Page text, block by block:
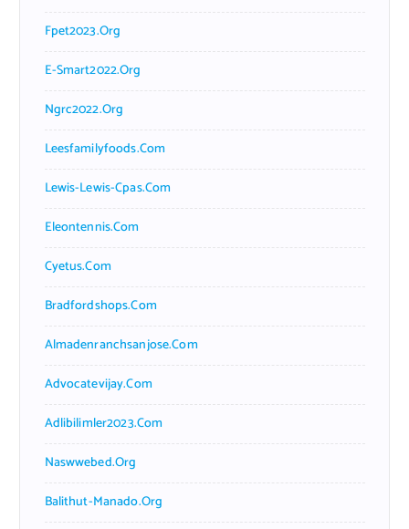
Fpet2023.org
E-Smart2022.org
Ngrc2022.org
Leesfamilyfoods.com
Lewis-Lewis-Cpas.com
Eleontennis.com
Cyetus.com
Bradfordshops.com
Almadenranchsanjose.com
Advocatevijay.com
Adlibilimler2023.com
Naswwebed.org
Balithut-Manado.org